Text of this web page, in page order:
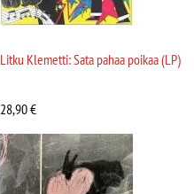
Litku Klemetti: Sata pahaa poikaa (LP)
28,90€